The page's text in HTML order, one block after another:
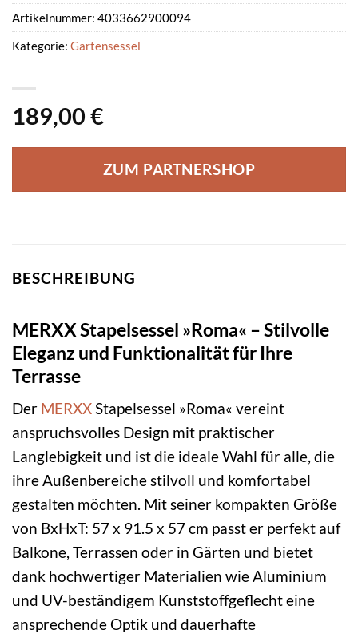
189,00 €
ZUM PARTNERSHOP
Artikelnummer: 4033662900094
Kategorie: Gartensessel
BESCHREIBUNG
MERXX Stapelsessel »Roma« – Stilvolle
Eleganz und Funktionalität für Ihre
Terrasse
Der MERXXStapelsessel »Roma« vereint
anspruchsvolles Design mit praktischer
Langlebigkeit und ist die ideale Wahl für alle, die
ihre Außenbereiche stilvoll und komfortabel
gestalten möchten. Mit seiner kompakten Größe
von BxHxT: 57 x 91.5 x 57 cm passt er perfekt auf
Balkone, Terrassen oder in Gärten und bietet
dank hochwertiger Materialien wie Aluminium
und UV-beständigem Kunststoffgeflecht eine
ansprechende Optik und dauerhafte